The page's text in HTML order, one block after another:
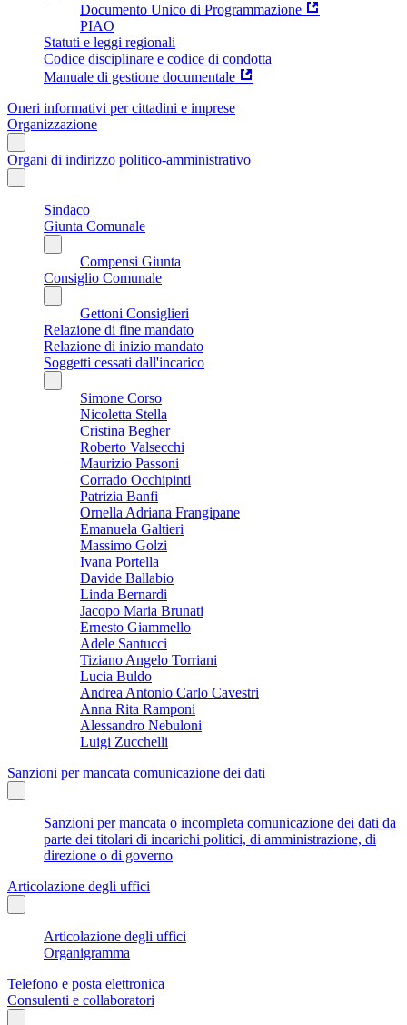
Documento Unico di Programmazione
PIAO
Statuti e leggi regionali
Codice disciplinare e codice di condotta
Manuale di gestione documentale
Oneri informativi per cittadini e imprese
Organizzazione
Organi di indirizzo politico-amministrativo
Sindaco
Giunta Comunale
Compensi Giunta
Consiglio Comunale
Gettoni Consiglieri
Relazione di fine mandato
Relazione di inizio mandato
Soggetti cessati dall'incarico
Simone Corso
Nicoletta Stella
Cristina Begher
Roberto Valsecchi
Maurizio Passoni
Corrado Occhipinti
Patrizia Banfi
Ornella Adriana Frangipane
Emanuela Galtieri
Massimo Golzi
Ivana Portella
Davide Ballabio
Linda Bernardi
Jacopo Maria Brunati
Ernesto Giammello
Adele Santucci
Tiziano Angelo Torriani
Lucia Buldo
Andrea Antonio Carlo Cavestri
Anna Rita Ramponi
Alessandro Nebuloni
Luigi Zucchelli
Sanzioni per mancata comunicazione dei dati
Sanzioni per mancata o incompleta comunicazione dei dati da
parte dei titolari di incarichi politici, di amministrazione, di
direzione o di governo
Articolazione degli uffici
Articolazione degli uffici
Organigramma
Telefono e posta elettronica
Consulenti e collaboratori